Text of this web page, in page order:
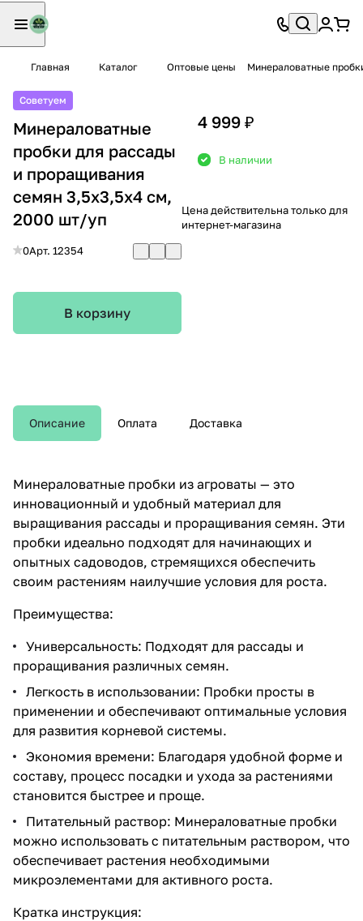
Главная Каталог Оптовые цены Минераловатные
Советуем
Минераловатные
пробки для рассады
и проращивания
семян 3,5х3,5х4 см,
2000 шт/уп
0Арт. 12354
В корзину
4 999 ₽
В наличии
Цена действительна только для
интернет-магазина
Описание Оплата Доставка
Минераловатные пробки из агроваты — это
инновационный и удобный материал для
выращивания рассады и проращивания семян. Эти
пробки идеально подходят для начинающих и
опытных садоводов, стремящихся обеспечить
своим растениям наилучшие условия для роста.
Преимущества:
Универсальность: Подходят для рассады и
проращивания различных семян.
Легкость в использовании: Пробки просты в
применении и обеспечивают оптимальные условия
для развития корневой системы.
Экономия времени: Благодаря удобной форме и
составу, процесс посадки и ухода за растениями
становится быстрее и проще.
Питательный раствор: Минераловатные пробки
можно использовать с питательным раствором, что
обеспечивает растения необходимыми
микроэлементами для активного роста.
Кратка инструкция: